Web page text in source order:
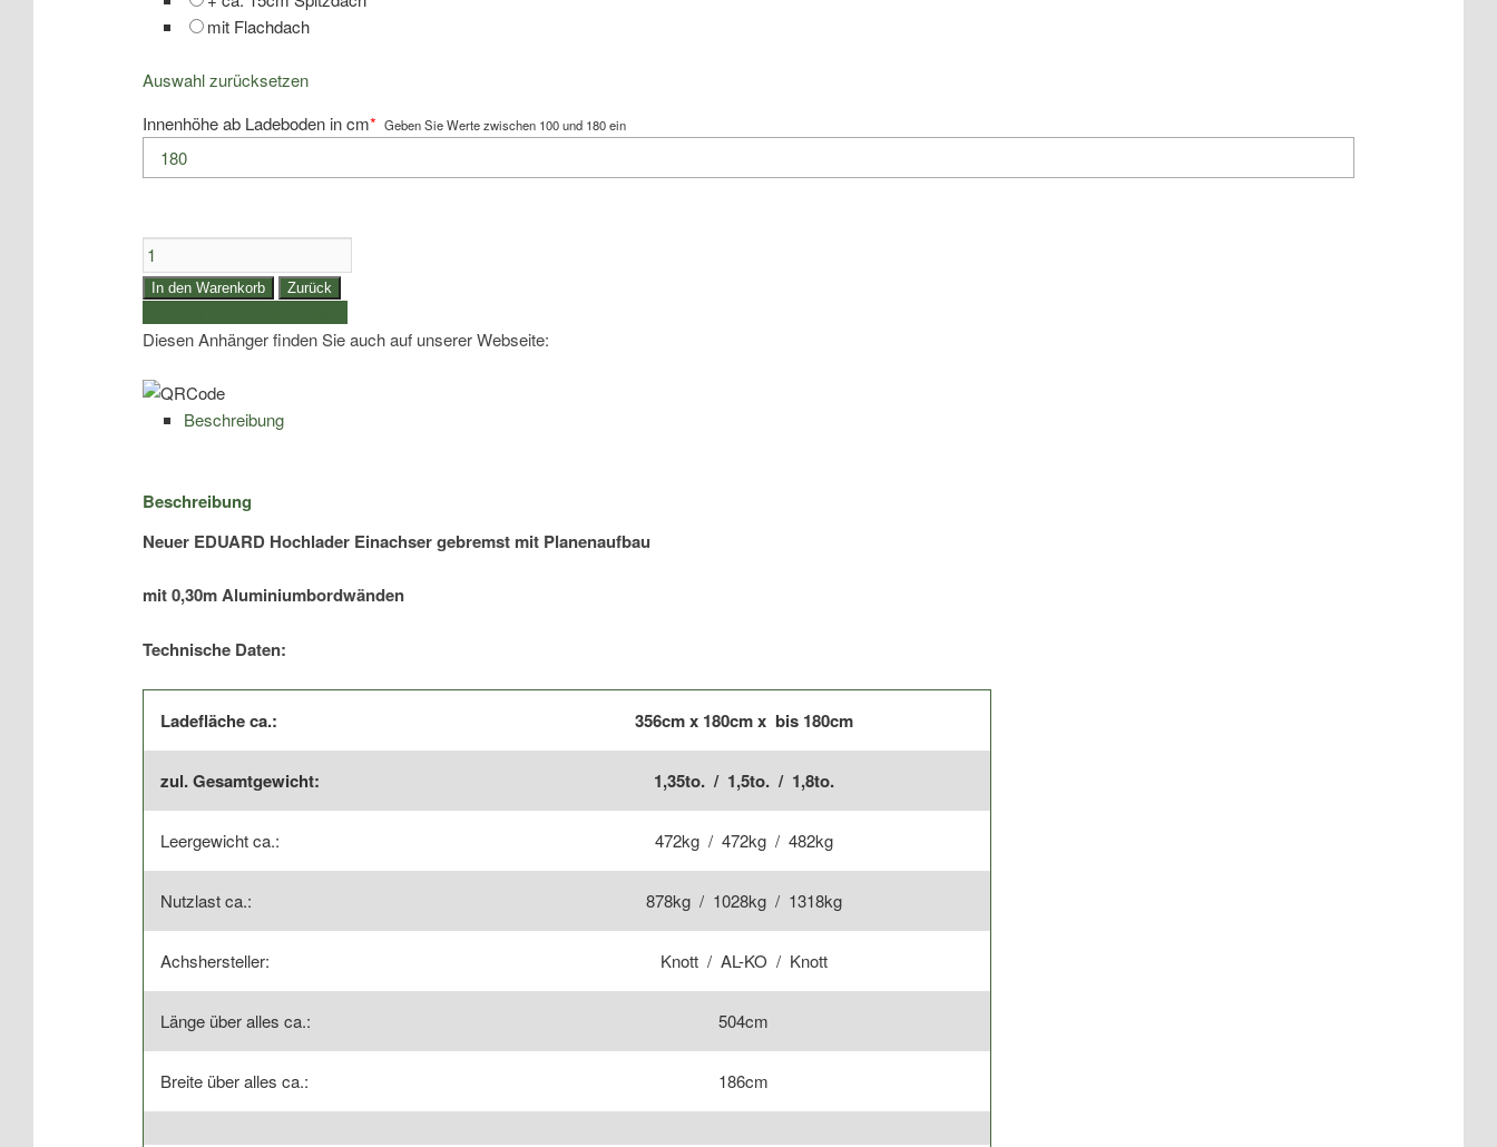
mit Flachdach
Auswahl zurücksetzen
Innenhöhe ab Ladeboden in cm* Geben Sie Werte zwischen 100 und 180 ein
1,35to.
+
1,5to.
+
Eduard
Plane
|
3,56x1,80x0,30m
In den Warenkorb Zurück
Diesen Anhänger finden Sie auch auf unserer Webseite:
Beschreibung
Beschreibung
Neuer EDUARD Hochlader Einachser gebremst mit Planenaufbau
mit 0,30m Aluminiumbordwänden
Technische Daten:
Ladefläche ca.: 356cm x 180cm x bis 180cm
zul. Gesamtgewicht: 1,35to. / 1,5to. / 1,8to.
Leergewicht ca.: 472kg / 472kg / 482kg
Nutzlast ca.: 878kg / 1028kg / 1318kg
Achshersteller: Knott / AL-KO / Knott
Länge über alles ca.: 504cm
Breite über alles ca.: 186cm